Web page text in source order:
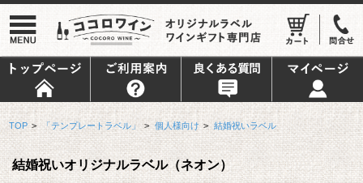
TOP > 「テンプレートラベル」 > 個人様向け > 結婚祝いラベル
結婚祝いオリジナルラベル（ネオン）